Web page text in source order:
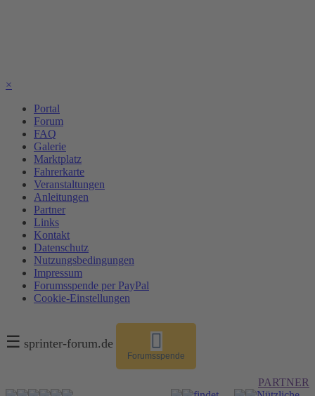
×
Portal
Forum
FAQ
Galerie
Marktplatz
Fahrerkarte
Veranstaltungen
Anleitungen
Partner
Links
Kontakt
Datenschutz
Nutzungsbedingungen
Impressum
Forumsspende per PayPal
Cookie-Einstellungen
☰ sprinter-forum.de
Forumsspende
PARTNER